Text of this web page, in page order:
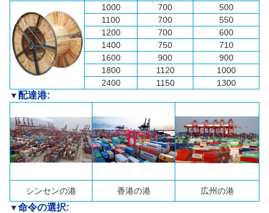
1000
700
500
1100
700
550
1200
700
600
1400
750
710
1600
900
900
1800
1120
1000
2400
1150
1300
▼配達港:
シンセンの港 香港の港
広州の港
▼命令の選択: